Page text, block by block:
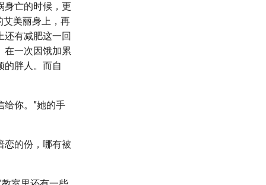
身亡的时候，更
艾美丽身上，再
还有减肥这一回
在一次因饿加累
的胖人。而自
给你。”她的手
恋的份，哪有被